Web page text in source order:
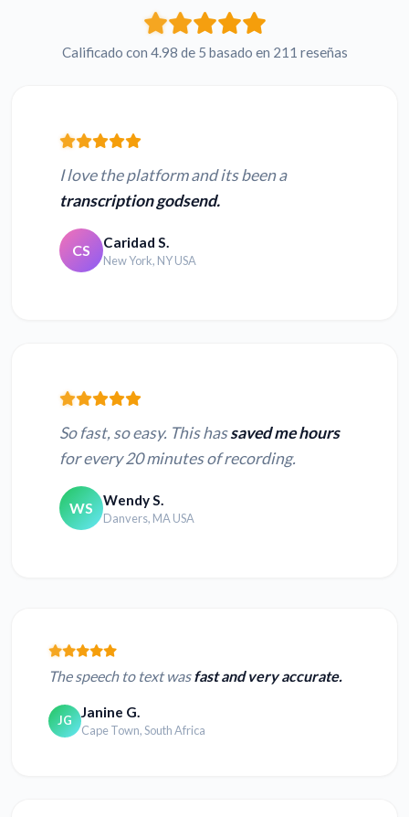
Calificado con 4.98 de 5 basado en 211 reseñas
I love the platform and its been a
transcription godsend.
CS Caridad S.
New York, NY USA
So fast, so easy. This hassaved me hours
for every 20 minutes of recording.
WS Wendy S.
Danvers, MA USA
The speech to text wasfast and very accurate.
JG Janine G.
Cape Town, South Africa